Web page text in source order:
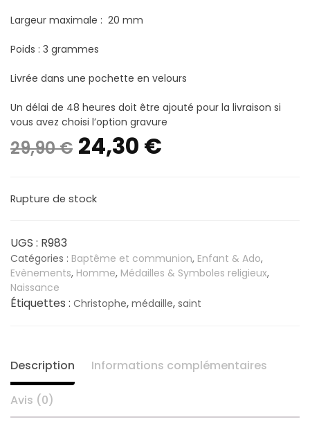
Largeur maximale : 20 mm
Poids : 3 grammes
Livrée dans une pochette en velours
Un délai de 48 heures doit être ajouté pour la livraison si
vous avez choisi l’option gravure
29,90€ Le
initial
29,90 €.
24,30 €
24,30 €.
Rupture de stock
UGS : R983
Catégories : Baptême et communion, Enfant & Ado,
Evènements, Homme, Médailles & Symboles religieux,
Naissance
Étiquettes : Christophe, médaille, saint
Description Informations complémentaires
Avis (0)